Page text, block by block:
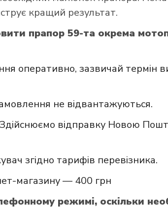
кращий результат.
прапор 59-та окрема
оперативно, зазвичай термін
не відвантажуються.
відправку Новою
згідно тарифів перевізника.
магазину — 400 грн
режимі, оскільки